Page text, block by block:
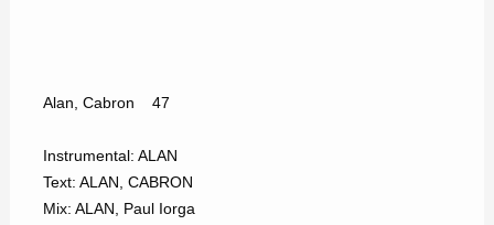
Alan Cabron 47
Instrumental: ALAN
Text: ALAN, CABRON
Mix: ALAN, Paul Iorga